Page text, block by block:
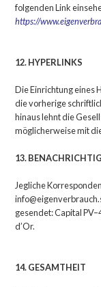
folgenden Link
https://
12. HYPERLINKS
Die Einrichtung eines
die vorherige
hinaus lehnt die
möglicherweise mit
13.
Jegliche
gesendet: Capital
d’Or.
14. GESAMTHEIT